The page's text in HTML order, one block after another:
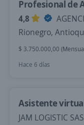
Profesional de
4,8
Rionegro,
$ 3.750.000,00
Hace 6 días
Asistente
JAM LOGISTIC SAS